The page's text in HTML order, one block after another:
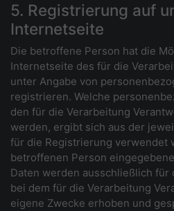
5. Registrierung auf
Internetseite
Die betroffene Person hat die
Internetseite des für die
unter Angabe von
registrieren. Welche
den für die Verarbeitung
werden, ergibt sich aus der
für die Registrierung verwendet
betroffenen Person
Daten werden ausschließlich für
bei dem für die Verarbeitung
eigene Zwecke erhoben und